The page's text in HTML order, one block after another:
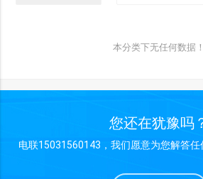
本分类下无任何数据！
您还在犹豫吗
电联15031560143，我们愿意为您解答任